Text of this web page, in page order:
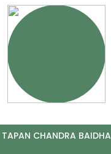
TAPAN CHANDRA BAIDHA